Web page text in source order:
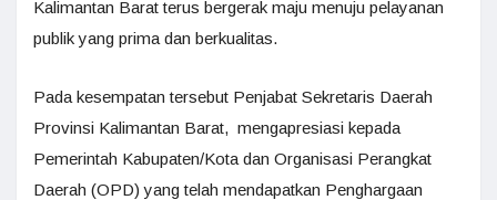
Kalimantan Barat terus bergerak maju menuju pelayanan
publik yang prima dan berkualitas.
Pada kesempatan tersebut Penjabat Sekretaris Daerah
Provinsi Kalimantan Barat, mengapresiasi kepada
Pemerintah Kabupaten/Kota dan Organisasi Perangkat
Daerah (OPD) yang telah mendapatkan Penghargaan